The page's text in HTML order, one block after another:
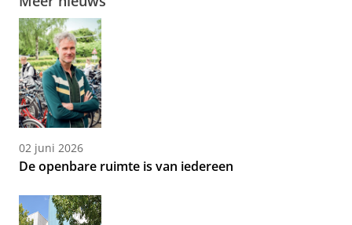
02 juni 2026
De openbare ruimte is van iedereen